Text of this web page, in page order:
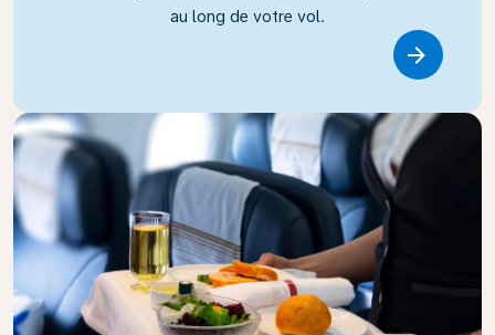
au long de votre vol.